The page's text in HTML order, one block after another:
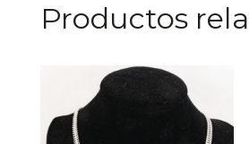
Productos